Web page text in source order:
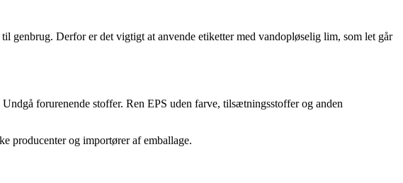
genbrug. Derfor er det vigtigt at anvende etiketter med vandopløselig lim, som let går
forurenende stoffer. Ren EPS uden farve, tilsætningsstoffer og anden
producenter og importører af emballage.